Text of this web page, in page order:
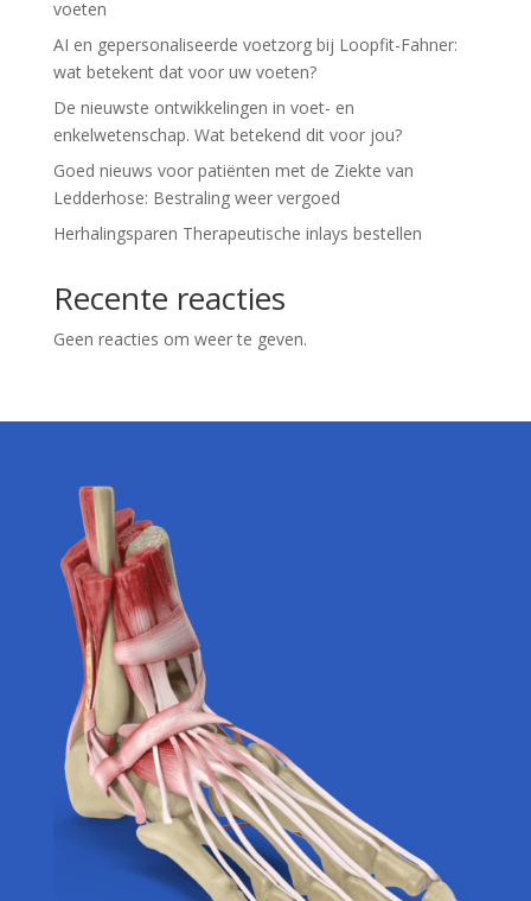
voeten
AI en gepersonaliseerde voetzorg bij Loopfit-Fahner:
wat betekent dat voor uw voeten?
De nieuwste ontwikkelingen in voet- en
enkelwetenschap. Wat betekend dit voor jou?
Goed nieuws voor patiënten met de Ziekte van
Ledderhose: Bestraling weer vergoed
Herhalingsparen Therapeutische inlays bestellen
Recente reacties
Geen reacties om weer te geven.